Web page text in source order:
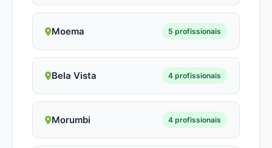
Moema 5 profissionais
Bela Vista 4 profissionais
Morumbi 4 profissionais